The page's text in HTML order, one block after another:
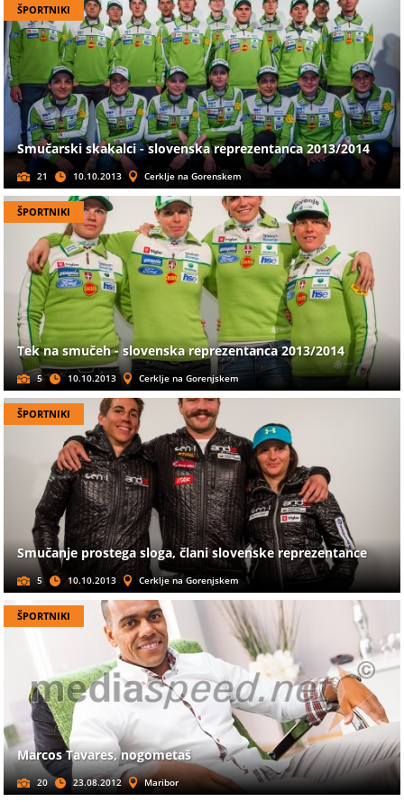
ŠPORTNIKI
Smučarski skakalci - slovenska reprezentanca 2013/2014
21 10.10.2013 Cerklje na Gorenskem
ŠPORTNIKI
Tek na smučeh - slovenska reprezentanca 2013/2014
5 10.10.2013 Cerklje na Gorenjskem
ŠPORTNIKI
Smučanje prostega sloga, člani slovenske reprezentance
5 10.10.2013 Cerklje na Gorenjskem
ŠPORTNIKI
Marcos Tavares, nogometaš
20 23.08.2012 Maribor